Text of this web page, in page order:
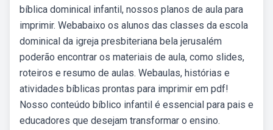
bíblica dominical infantil, nossos planos de aula para
imprimir. Webabaixo os alunos das classes da escola
dominical da igreja presbiteriana bela jerusalém
poderão encontrar os materiais de aula, como slides,
roteiros e resumo de aulas. Webaulas, histórias e
atividades bíblicas prontas para imprimir em pdf!
Nosso conteúdo bíblico infantil é essencial para pais e
educadores que desejam transformar o ensino.